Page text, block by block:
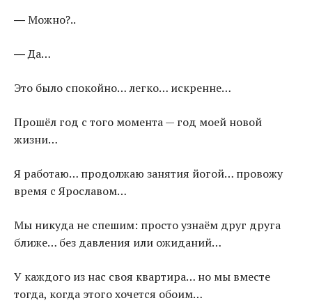
― Можно?..
― Да…
Это было спокойно… легко… искренне…
Прошёл год с того момента — год моей новой
жизни…
Я работаю… продолжаю занятия йогой… провожу
время с Ярославом…
Мы никуда не спешим: просто узнаём друг друга
ближе… без давления или ожиданий…
У каждого из нас своя квартира… но мы вместе
тогда, когда этого хочется обоим…